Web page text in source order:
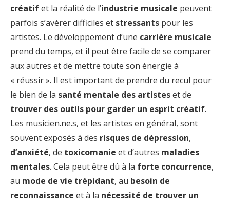
créatifet la réalité de l’industrie musicale peuvent
parfois s’avérer difficiles et stressants pour les
artistes. Le développement d’une carrière musicale
prend du temps, et il peut être facile de se comparer
aux autres et de mettre toute son énergie à
« réussir ». Il est important de prendre du recul pour
le bien de la santé mentale des artisteset de
trouver des outils pour garder un esprit créatif.
Les musicien.ne.s, et les artistes en général, sont
souvent exposés à des risques de dépression,
d’anxiété, de toxicomanie et d’autres maladies
mentales. Cela peut être dû à la forte concurrence,
au mode de vie trépidant, au besoin de
reconnaissance et à la nécessité de trouver un